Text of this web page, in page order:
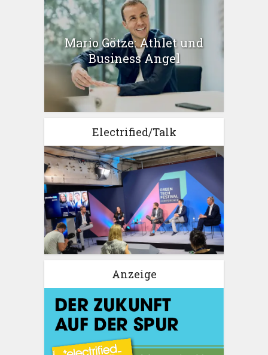
Mario Götze: Athlet und
Business Angel
Electrified/Talk
Anzeige